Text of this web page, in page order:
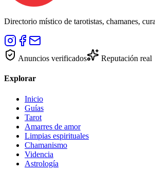
Directorio místico de tarotistas, chamanes,
Anuncios verificados Reputación real
Explorar
Inicio
Guías
Tarot
Amarres de amor
Limpias espirituales
Chamanismo
Videncia
Astrología